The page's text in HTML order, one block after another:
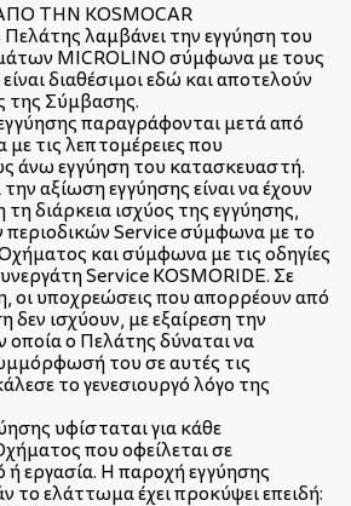
ΤΗΝ KOSMOCAR
Πελάτης λαμβάνει την εγγύηση του
ΜICROLINO σύμφωνα με τους
διαθέσιμοι εδώ και αποτελούν
της Σύμβασης.
παραγράφονται μετά από
τις λεπτομέρειες που
άνω εγγύηση του κατασκευαστή.
αξίωση εγγύησης είναι να έχουν
τη διάρκεια ισχύος της εγγύησης,
περιοδικών Service σύμφωνα με το
και σύμφωνα με τις οδηγίες
Service ΚOSMORIDE. Σε
οι υποχρεώσεις που απορρέουν από
δεν ισχύουν, με εξαίρεση την
ο Πελάτης δύναται να
του σε αυτές τις
το γενεσιουργό λόγο της
υφίσταται για κάθε
που οφείλεται σε
ή εργασία. Η παροχή εγγύησης
το ελάττωμα έχει προκύψει επειδή: